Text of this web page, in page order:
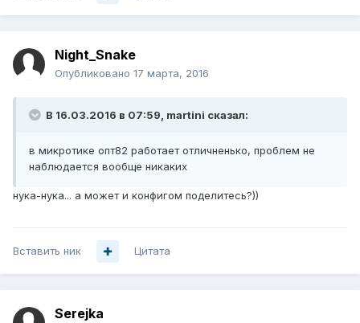
Night_Snake
Опубликовано 17 марта, 2016
В 16.03.2016 в 07:59, martini сказал:
в микротике опт82 работает отличненько, проблем не
наблюдается вообще никаких
нука-нука... а может и конфигом поделитесь?))
Вставить ник Цитата
Serejka